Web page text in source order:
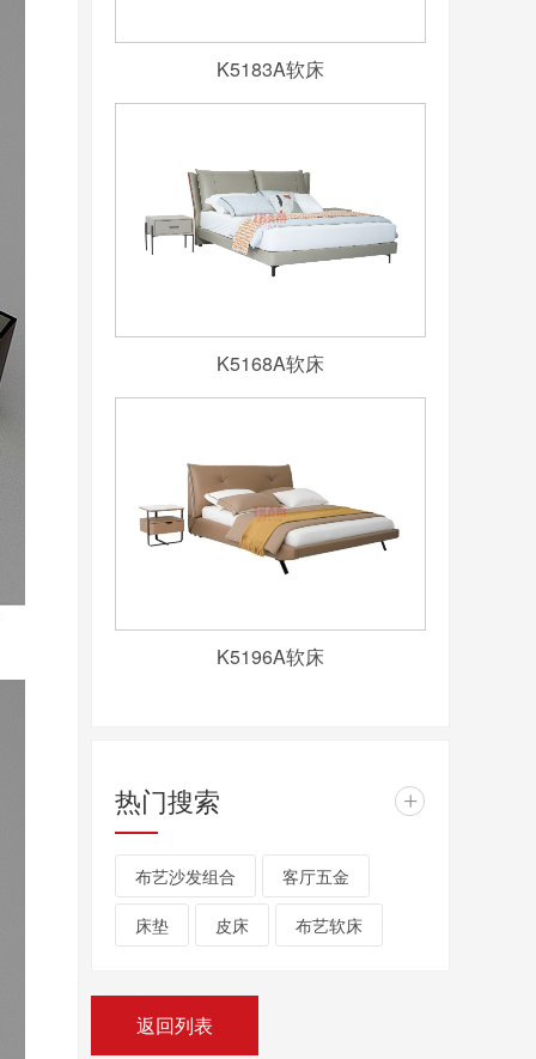
K5183A软床
K5168A软床
K5196A软床
热门搜索 +
布艺沙发组合 客厅五金
床垫 皮床 布艺软床
返回列表